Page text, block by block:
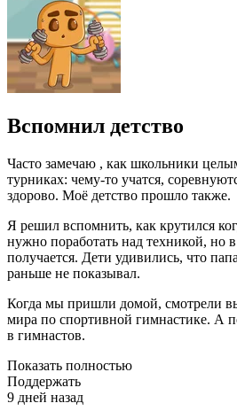
Вспомнил детство⁠ ⁠
Часто замечаю , как школьники
турниках: чему-то учатся,
здорово. Моё детство прошло также.
Я решил вспомнить, как крутился
нужно поработать над техникой, но
получается. Дети удивились, что
раньше не показывал.
Когда мы пришли домой, смотрели
мира по спортивной гимнастике. А
в гимнастов.
Показать полностью
Поддержать
9 дней назад